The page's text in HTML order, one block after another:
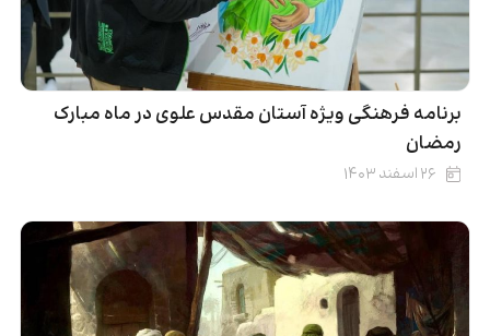
برنامه‌ فرهنگی ویژه آستان مقدس علوی در ماه مبارک
رمضان
۲۶ اسفند ۱۴۰۳